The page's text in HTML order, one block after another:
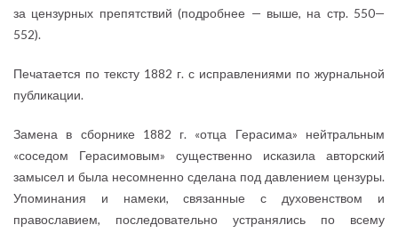
за цензурных препятствий (подробнее — выше, на стр. 550—
552).
Печатается по тексту 1882 г. с исправлениями по журнальной
публикации.
Замена в сборнике 1882 г. «отца Герасима» нейтральным
«соседом Герасимовым» существенно исказила авторский
замысел и была несомненно сделана под давлением цензуры.
Упоминания и намеки, связанные с духовенством и
православием, последовательно устранялись по всему